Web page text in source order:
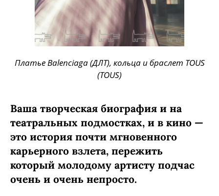
Платье Balenciaga (ДЛТ), кольца и браслет TOUS
(TOUS)
Ваша творческая биография и на
театральных подмостках, и в кино —
это история почти мгновенного
карьерного взлетa, пережить
который молодому артисту подчас
очень и очень непросто.